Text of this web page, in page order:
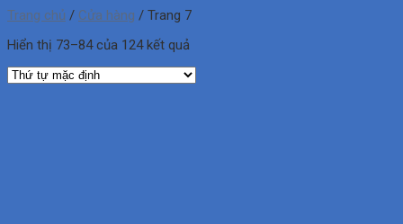
Trang chủ / Cửa hàng / Trang 7
Hiển thị 73–84 của 124 kết quả